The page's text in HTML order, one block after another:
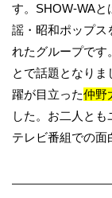
す。SHOW-WAと
謡・昭和ポップス
れたグループです
とで話題となり
躍が目立った仲野
した。お二人とも
テレビ番組での面